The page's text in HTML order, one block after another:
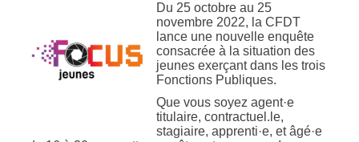
Du 25 octobre au 25
novembre 2022, la CFDT
lance une nouvelle enquête
consacrée à la situation des
jeunes exerçant dans les trois
Fonctions Publiques.
Que vous soyez agent·e
titulaire, contractuel.le,
stagiaire, apprenti·e, et âgé·e